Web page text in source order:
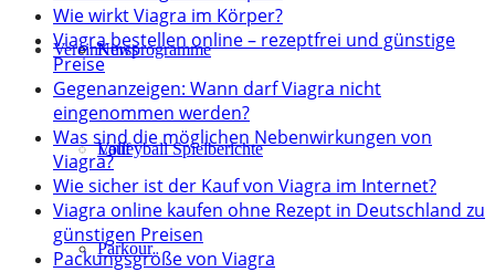
Kursprogramme
Lauf
Parkour
News
Volleyball Spielberichte
Verein
Wie wirkt Viagra im Körper?
Viagra bestellen online – rezeptfrei und günstige
Preise
Gegenanzeigen: Wann darf Viagra nicht
eingenommen werden?
Was sind die möglichen Nebenwirkungen von
Viagra?
Wie sicher ist der Kauf von Viagra im Internet?
Viagra online kaufen ohne Rezept in Deutschland zu
günstigen Preisen
Packungsgröße von Viagra